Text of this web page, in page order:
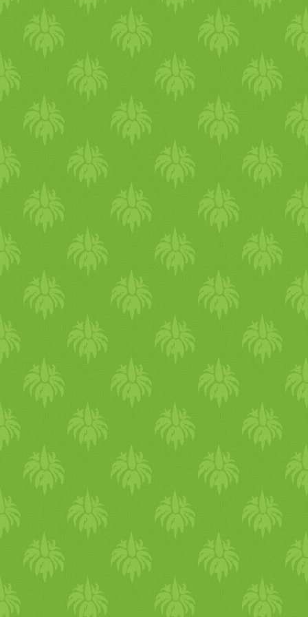
és megművelt terület mellé
szeretnének létrehozni egy
közösségi piknikezőt. Ez egy
olyan hiánypótló hely lenne
Budapesten, ahol
háborítatlanul lazulhatnál
idillikus környezetben,
közvetlenül a Duna partján!
Azt szeretnék, hogy ott
mindent megtalálj, amire
napsütéses tavaszi délután
vagy éppen egy nyári estén a
városban vágynál. Lesz
tűzrakó
bogrács felszereléssel,
korlátlan mennyiségű